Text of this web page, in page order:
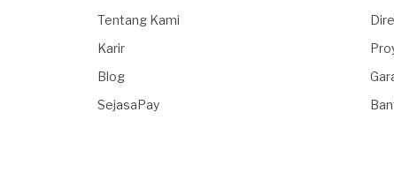
Tentang Kami
Karir
Blog
SejasaPay